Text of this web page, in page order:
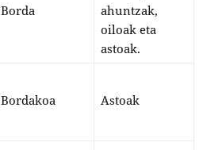
Borda
ahuntzak,
oiloak eta
astoak.
Bordakoa Astoak